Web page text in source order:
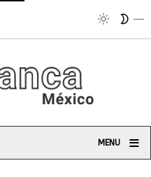
MENU ≡